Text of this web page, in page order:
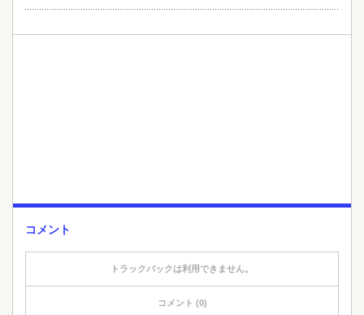
コメント
トラックバックは利用できません。
コメント (0)